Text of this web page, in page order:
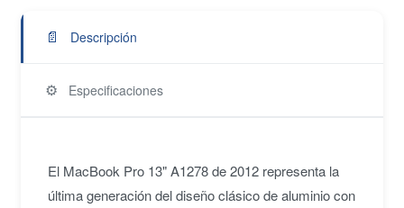
📄 Descripción
⚙️ Especificaciones
El MacBook Pro 13" A1278 de 2012 representa la
última generación del diseño clásico de aluminio con